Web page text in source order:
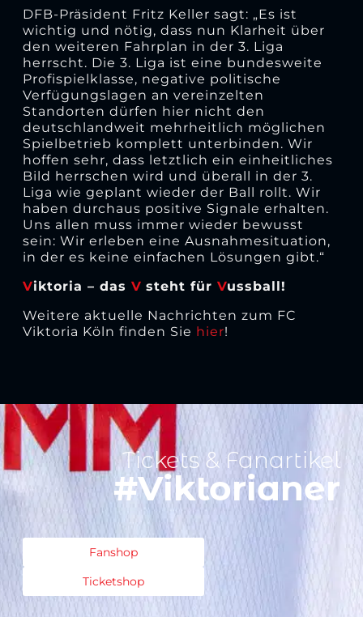
DFB-Präsident Fritz Keller sagt: „Es ist
wichtig und nötig, dass nun Klarheit über
den weiteren Fahrplan in der 3. Liga
herrscht. Die 3. Liga ist eine bundesweite
Profispielklasse, negative politische
Verfügungslagen an vereinzelten
Standorten dürfen hier nicht den
deutschlandweit mehrheitlich möglichen
Spielbetrieb komplett unterbinden. Wir
hoffen sehr, dass letztlich ein einheitliches
Bild herrschen wird und überall in der 3.
Liga wie geplant wieder der Ball rollt. Wir
haben durchaus positive Signale erhalten.
Uns allen muss immer wieder bewusst
sein: Wir erleben eine Ausnahmesituation,
in der es keine einfachen Lösungen gibt.“
Viktoria – das V steht für Vussball!
Weitere aktuelle Nachrichten zum FC
Viktoria Köln finden Sie hier!
Tickets & Fanartikel
#Viktorianer
Fanshop
Ticketshop